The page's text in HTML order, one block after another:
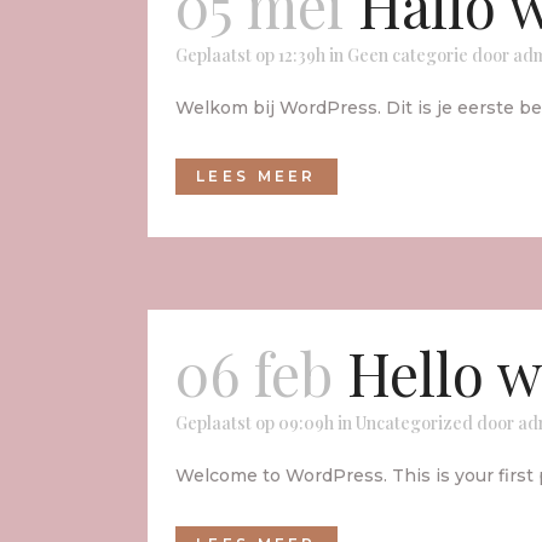
Geplaatst op 12:39h in Geen categorie door
Welkom bij WordPress. Dit is je eerste
LEES MEER
06 feb Hello
Geplaatst op 09:09h inUncategorized door
Welcome to WordPress. This is your